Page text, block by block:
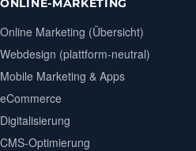
ONLINE-MARKETING
Online Marketing (Übersicht)
Webdesign (plattform-neutral)
Mobile Marketing & Apps
eCommerce
Digitalisierung
CMS-Optimierung